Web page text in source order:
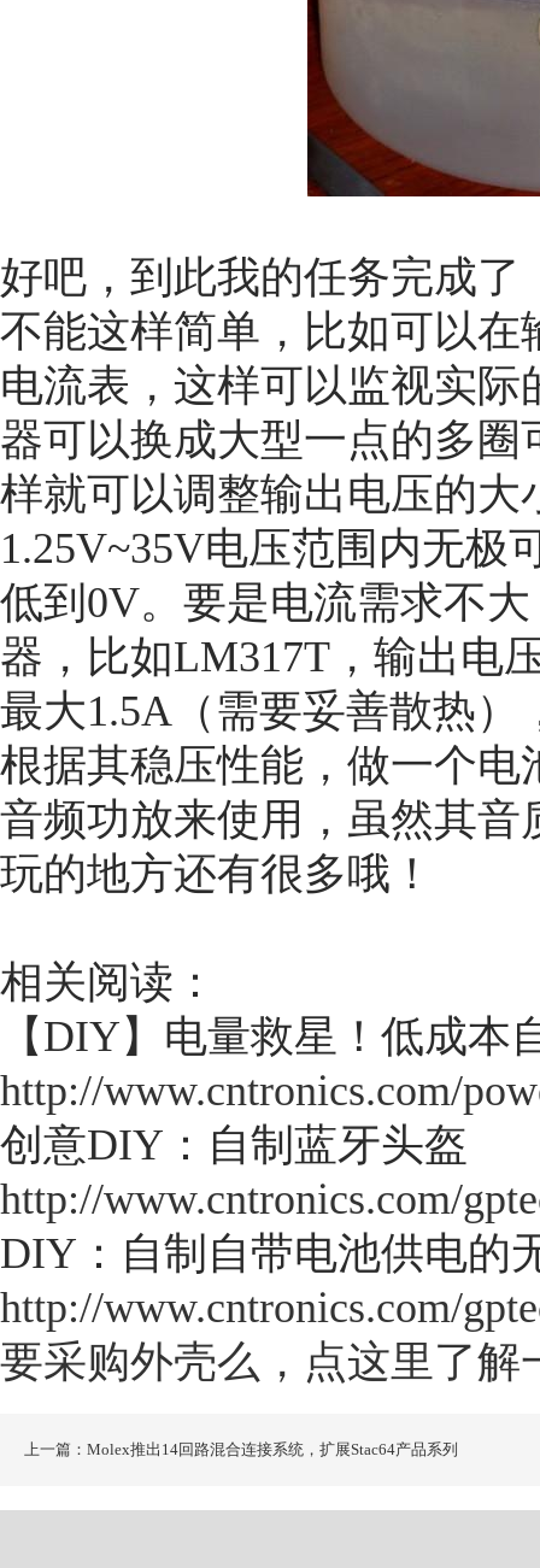
好吧，到此我的任务完成
不能这样简单，比如可以
电流表，这样可以监视实际
器可以换成大型一点的多
样就可以调整输出电压的
1.25V~35V电压范围内无极
低到0V。要是电流需求不
器，比如LM317T，输出电
最大1.5A（需要妥善散热
根据其稳压性能，做一个
音频功放来使用，虽然其
玩的地方还有很多哦！
相关阅读：
【DIY】电量救星！低成本
http://www.cntronics.com/
创意DIY：自制蓝牙头盔
http://www.cntronics.com/
DIY：自制自带电池供电的
http://www.cntronics.com/
要采购外壳么，点这里了解
上一篇：Molex推出14回路混合连接系统，扩展Stac64产品系列